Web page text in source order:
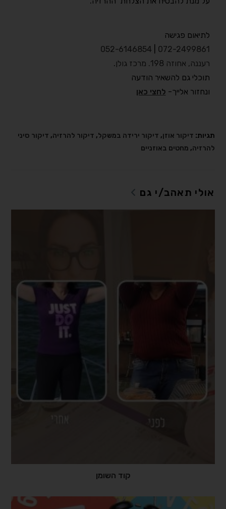
לתיאום פגישה
072-2499861
052-6146854
רעננה, אחוזה 198. מרכז גולן
.
תוכלי גם להשאיר הודעה
ונחזור אלייך- לחצי כאן
תגיות: דיקור אוזן, דיקור ירידה במשקל, דיקור להרזיה, דיקור סיני
להרזיה, מחטים באוזניים
אולי תאהב/י גם
קוד השומן